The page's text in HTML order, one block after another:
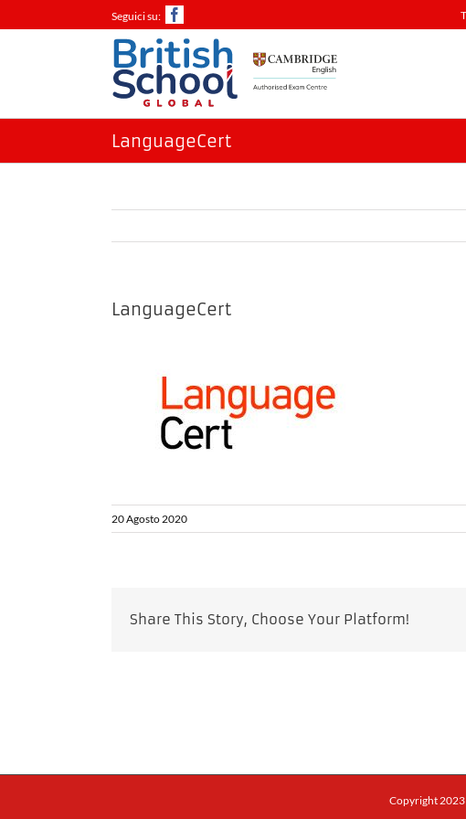
al
Facebook
LanguageCert
LanguageCert
20 Agosto 2020
Share This Story, Choose Your Platform!
Copyright 2023